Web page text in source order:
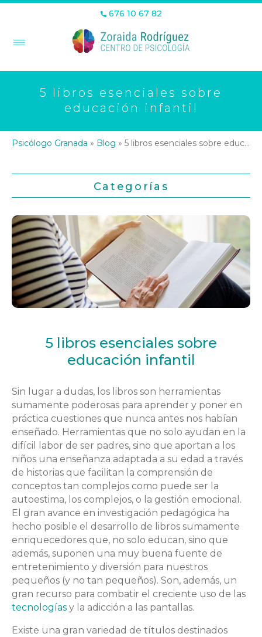
676 10 67 82
5 libros esenciales sobre
educación infantil
Psicólogo Granada » Blog » 5 libros esenciales sobre educación infantil
Categorías
5 libros esenciales sobre
educación infantil
Sin lugar a dudas, los libros son herramientas
sumamente poderosas para aprender y poner en
práctica cuestiones que nunca antes nos habían
enseñado. Herramientas que no solo ayudan en la
difícil labor de ser padres, sino que aportan a los
niños una enseñanza adaptada a su edad a través
de historias que facilitan la comprensión de
conceptos tan complejos como puede ser la
autoestima, los complejos, o la gestión emocional.
El gran avance en investigación pedagógica ha
hecho posible el desarrollo de libros sumamente
enriquecedores que, no solo educan, sino que
además, suponen una muy buena fuente de
entretenimiento y diversión para nuestros
pequeños (y no tan pequeños). Son, además, un
gran recurso para combatir el creciente uso de las
tecnologías y la adicción a las pantallas.
Existe una gran variedad de títulos destinados